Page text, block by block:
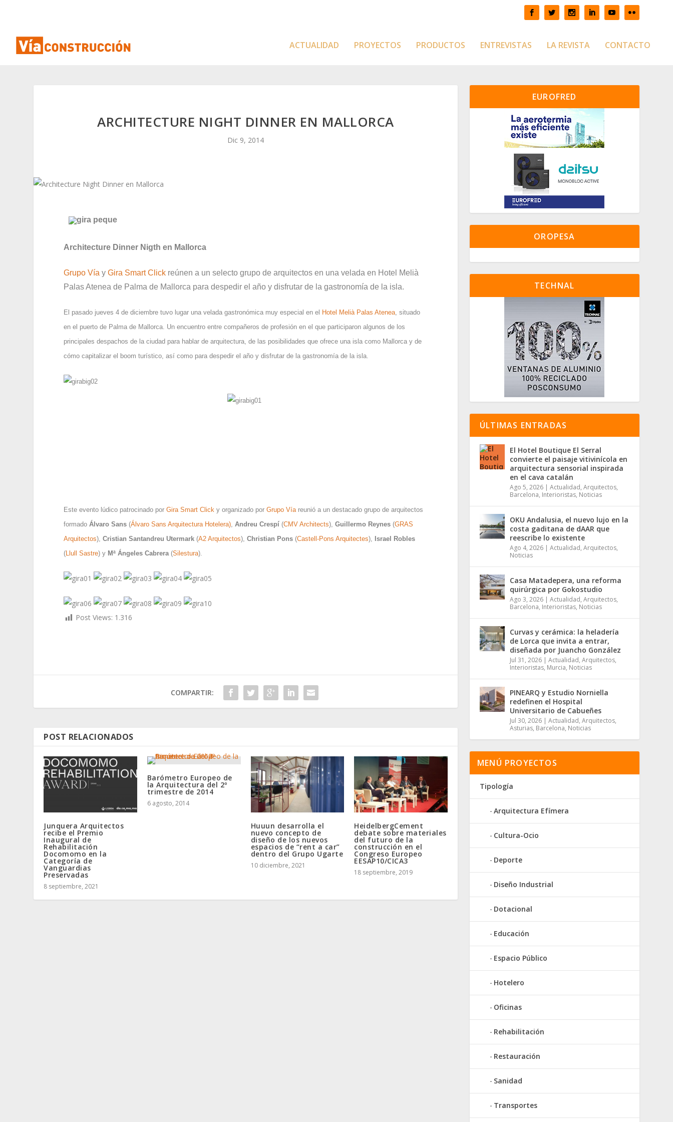
ACTUALIDAD PROYECTOS PRODUCTOS ENTREVISTAS LA REVISTA CONTACTO
ARCHITECTURE NIGHT DINNER EN MALLORCA
Dic 9, 2014
Architecture Dinner Nigth en Mallorca
Grupo Vía yGira Smart Click reúnen a un selecto grupo de arquitectos en una velada en Hotel Melià
Palas Atenea de Palma de Mallorca para despedir el año y disfrutar de la gastronomía de la isla.
El pasado jueves 4 de diciembre tuvo lugar una velada gastronómica muy especial en el Hotel Melià Palas Atenea, situado
en el puerto de Palma de Mallorca. Un encuentro entre compañeros de profesión en el que participaron algunos de los
principales despachos de la ciudad para hablar de arquitectura, de las posibilidades que ofrece una isla como Mallorca y de
cómo capitalizar el boom turístico, así como para despedir el año y disfrutar de la gastronomía de la isla.
Este evento lúdico patrocinado porGira Smart Click y organizado porGrupo Vía reunió a un destacado grupo de arquitectos
formadoÁlvaro Sans (Álvaro Sans Arquitectura Hotelera) ,Andreu Crespí (CMV Architects),Guillermo Reynes (GRAS
Arquitectos),Cristian Santandreu Utermark (A2 Arquitectos),Christian Pons (Castell-Pons Arquitectes), Israel Robles
(Llull Sastre) y Mª Ángeles Cabrera (Silestura).
Post Views: 1.316
COMPARTIR:
POST RELACIONADOS
Junquera Arquitectos
recibe el Premio
Inaugural de
Rehabilitación
Docomomo en la
Categoría de
Vanguardias
Preservadas
8 septiembre, 2021
Barómetro Europeo de
la Arquitectura del 2º
trimestre de 2014
6 agosto, 2014
Huuun desarrolla el
nuevo concepto de
diseño de los nuevos
espacios de “rent a car”
dentro del Grupo Ugarte
10 diciembre, 2021
HeidelbergCement
debate sobre materiales
del futuro de la
construcción en el
Congreso Europeo
EESAP10/CICA3
18 septiembre, 2019
EUROFRED
OROPESA
TECHNAL
ÚLTIMAS ENTRADAS
El Hotel Boutique El Serral
convierte el paisaje vitivinícola en
arquitectura sensorial inspirada
en el cava catalán
Ago 5, 2026 | Actualidad, Arquitectos,
Barcelona, Interioristas, Noticias
OKU Andalusia, el nuevo lujo en la
costa gaditana de dAAR que
reescribe lo existente
Ago 4, 2026 | Actualidad, Arquitectos,
Noticias
Casa Matadepera, una reforma
quirúrgica por Gokostudio
Ago 3, 2026 | Actualidad, Arquitectos,
Barcelona, Interioristas, Noticias
Curvas y cerámica: la heladería
de Lorca que invita a entrar,
diseñada por Juancho González
Jul 31, 2026 | Actualidad, Arquitectos,
Interioristas, Murcia, Noticias
PINEARQ y Estudio Norniella
redefinen el Hospital
Universitario de Cabueñes
Jul 30, 2026 | Actualidad, Arquitectos,
Asturias, Barcelona, Noticias
MENÚ PROYECTOS
Tipología
Arquitectura Efímera
Cultura-Ocio
Deporte
Diseño Industrial
Dotacional
Educación
Espacio Público
Hotelero
Oficinas
Rehabilitación
Restauración
Sanidad
Transportes